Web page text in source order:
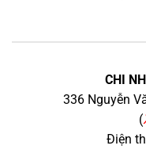
CHI
336 Nguyễn
(
Điện